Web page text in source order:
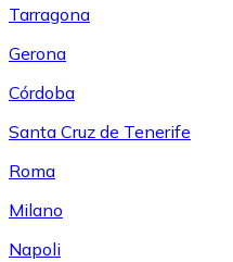
Tarragona
Gerona
Córdoba
Santa Cruz de Tenerife
Roma
Milano
Napoli